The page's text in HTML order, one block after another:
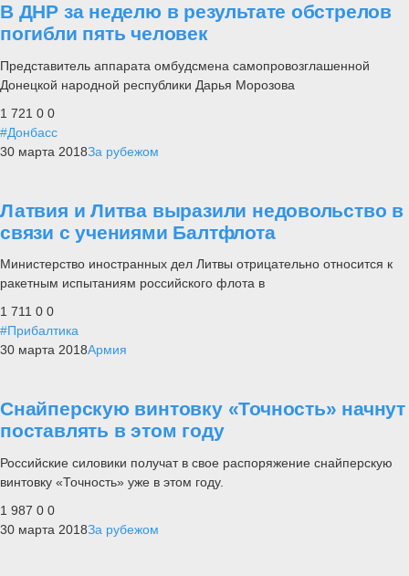
В ДНР за неделю в результате обстрелов
погибли пять человек
Представитель аппарата омбудсмена самопровозглашенной
Донецкой народной республики Дарья Морозова
1 721 0 0
#Донбасс
30 марта 2018За рубежом
Латвия и Литва выразили недовольство в
связи с учениями Балтфлота
Министерство иностранных дел Литвы отрицательно относится к
ракетным испытаниям российского флота в
1 711 0 0
#Прибалтика
30 марта 2018Армия
Снайперскую винтовку «Точность» начнут
поставлять в этом году
Российские силовики получат в свое распоряжение снайперскую
винтовку «Точность» уже в этом году.
1 987 0 0
30 марта 2018За рубежом